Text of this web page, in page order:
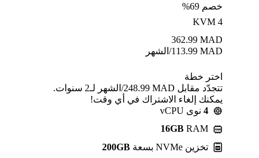
خصم 69%
KVM 4
MAD
362.99
MAD
113.99/الشهر
اختر خطة
تتجدّد مقابل MAD ⁦248.99⁩/الشهر لـ2 سنوات.
يمكنك إلغاء الاشتراك في أي وقت!
4 نوى vCPU
16GB RAM
تخزين NVMe بسعة
200GB